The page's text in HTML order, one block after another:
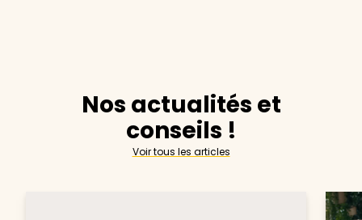
Nos actualités et
conseils !
Voir tous les articles